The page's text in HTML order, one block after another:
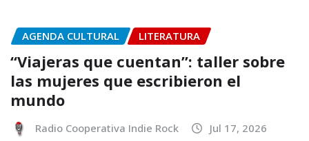
AGENDA CULTURAL LITERATURA
“Viajeras que cuentan”: taller sobre
las mujeres que escribieron el
mundo
Radio Cooperativa Indie Rock Jul 17, 2026